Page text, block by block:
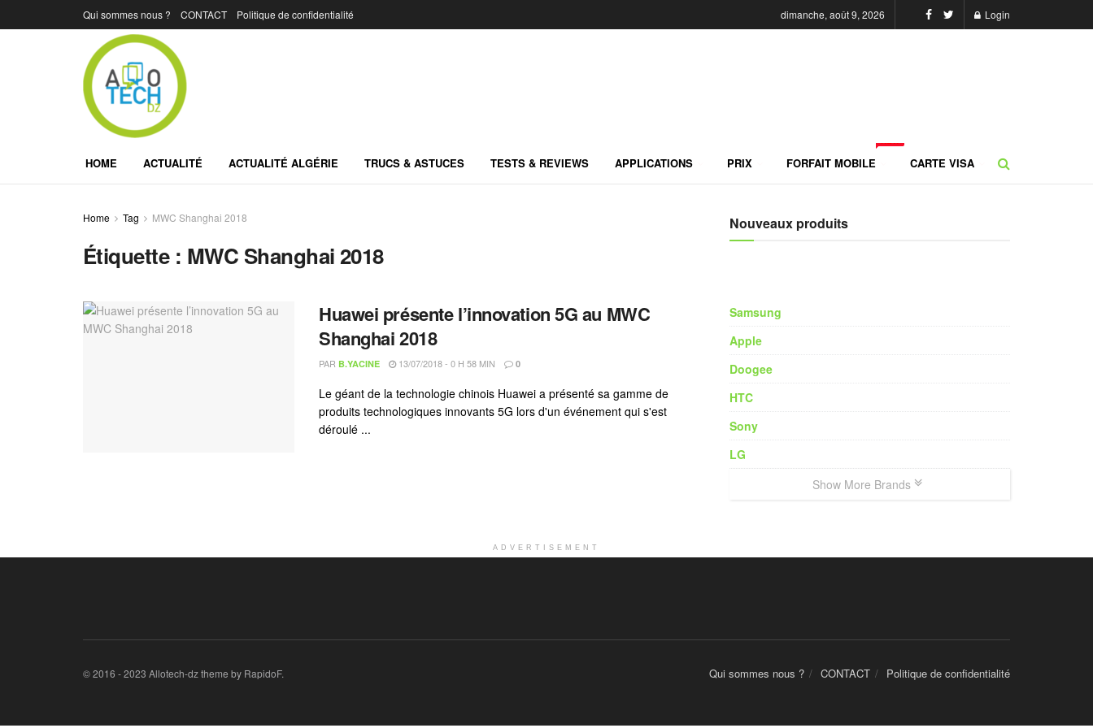
Qui sommes nous ? CONTACT Politique de confidentialité dimanche, août 9, 2026 Login
HOME ACTUALITÉ ACTUALITÉ ALGÉRIE TRUCS & ASTUCES TESTS & REVIEWS APPLICATIONS PRIX FORFAIT MOBILE CARTE VISA
Home Tag MWC Shanghai 2018
Étiquette : MWC Shanghai 2018
Huawei présente l’innovation 5G au MWC
Shanghai 2018
PAR B.YACINE 13/07/2018 - 0 H 58 MIN 0
Le géant de la technologie chinois Huawei a présenté sa gamme de
produits technologiques innovants 5G lors d'un événement qui s'est
déroulé ...
Nouveaux produits
Samsung
Apple
Doogee
HTC
Sony
LG
Show More Brands
ADVERTISEMENT
Qui sommes nous ? CONTACT Politique de confidentialité
© 2016 - 2023 Allotech-dz theme by RapidoF.